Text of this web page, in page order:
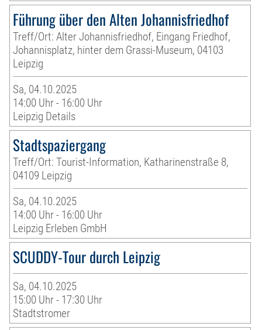
Führung über den Alten Johannisfriedhof
Treff/Ort: Alter Johannisfriedhof, Eingang Friedhof,
Johannisplatz, hinter dem Grassi-Museum, 04103
Leipzig
Sa, 04.10.2025
14:00 Uhr - 16:00 Uhr
Leipzig Details
Stadtspaziergang
Treff/Ort: Tourist-Information, Katharinenstraße 8,
04109 Leipzig
Sa, 04.10.2025
14:00 Uhr - 16:00 Uhr
Leipzig Erleben GmbH
SCUDDY-Tour durch Leipzig
Sa, 04.10.2025
15:00 Uhr - 17:30 Uhr
Stadtstromer